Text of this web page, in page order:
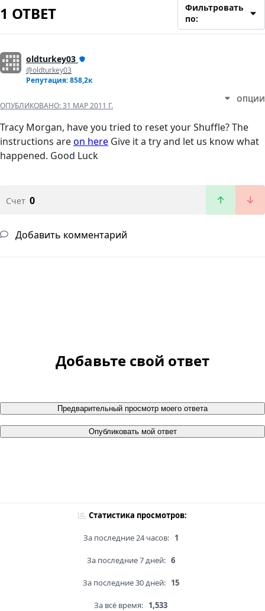
1 ОТВЕТ
Фильтровать
по:
oldturkey03
@oldturkey03
Репутация: 858,2к
ОПУБЛИКОВАНО:31 МАР 2011 Г.
ОПЦИИ
Tracy Morgan, have you tried to reset your Shuffle? The
instructions areon here Give it a try and let us know what
happened. Good Luck
Счет 0
Добавить комментарий
Добавьте свой ответ
Предварительный просмотр моего ответа
Опубликовать мой ответ
Статистика просмотров:
За последние 24 часов: 1
За последние 7 дней: 6
За последние 30 дней: 15
За всё время: 1,533